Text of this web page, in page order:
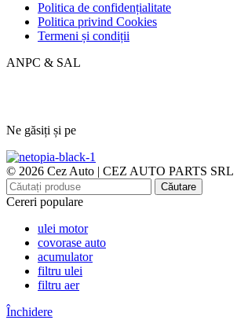
Politica de confidențialitate
Politica privind Cookies
Termeni și condiții
ANPC & SAL
Ne găsiți și pe
© 2026 Cez Auto | CEZ AUTO PARTS SRL
Căutare
Cereri populare
ulei motor
covorase auto
acumulator
filtru ulei
filtru aer
Închidere